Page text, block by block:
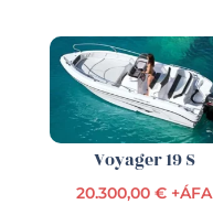
Voyager 19 S
20.300,00 € +ÁFA